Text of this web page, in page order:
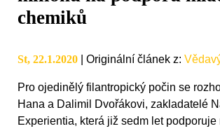
chemiků
St, 22.1.2020 Originální článek z:
Pro ojedinělý filantropický počin se
Hana a Dalimil Dvořákovi, zakladatelé
Experientia, která již sedm let